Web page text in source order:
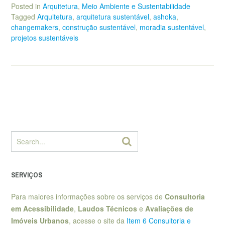
Posted in Arquitetura, Meio Ambiente e Sustentabilidade
Tagged Arquitetura, arquitetura sustentável, ashoka,
changemakers, construção sustentável, moradia sustentável,
projetos sustentáveis
SERVIÇOS
Para maiores informações sobre os serviços de Consultoria
em Acessibilidade, Laudos Técnicos e Avaliações de
Imóveis Urbanos, acesse o site da Item 6 Consultoria e